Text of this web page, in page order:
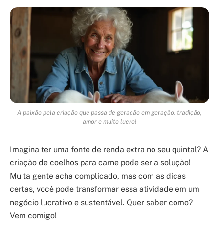
A paixão pela criação que passa de geração em geração: tradição,
amor e muito lucro!
Imagina ter uma fonte de renda extra no seu quintal? A
criação de coelhos para carne pode ser a solução!
Muita gente acha complicado, mas com as dicas
certas, você pode transformar essa atividade em um
negócio lucrativo e sustentável. Quer saber como?
Vem comigo!